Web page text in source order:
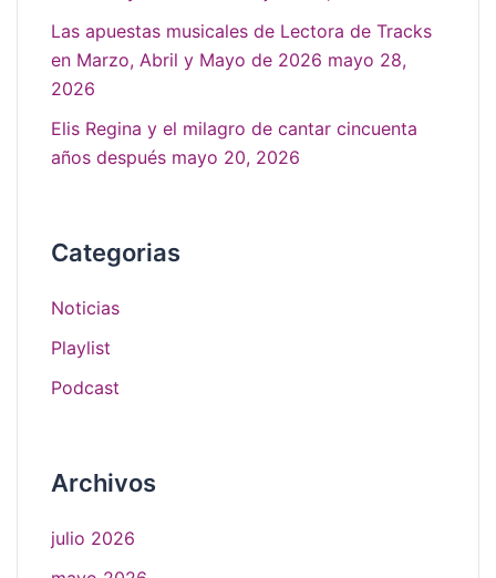
Las apuestas musicales de Lectora de Tracks
en Marzo, Abril y Mayo de 2026 mayo 28,
2026
Elis Regina y el milagro de cantar cincuenta
años después mayo 20, 2026
Categorias
Noticias
Playlist
Podcast
Archivos
julio 2026